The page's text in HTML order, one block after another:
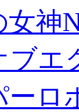
女神
ブエ
ーロ